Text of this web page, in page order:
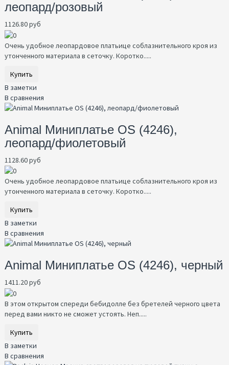
леопард/розовый
1126.80 руб
Очень удобное леопардовое платьице соблазнительного кроя из
утонченного материала в сеточку. Коротко.....
Купить
В заметки
В сравнения
Animal Миниплатье OS (4246),
леопард/фиолетовый
1128.60 руб
Очень удобное леопардовое платьице соблазнительного кроя из
утонченного материала в сеточку. Коротко.....
Купить
В заметки
В сравнения
Animal Миниплатье OS (4246), черный
1411.20 руб
В этом открытом спереди бебидолле без бретелей черного цвета
перед вами никто не сможет устоять. Неп.....
Купить
В заметки
В сравнения